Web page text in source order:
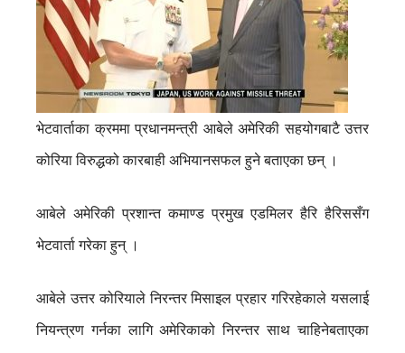
भेटवार्ताका क्रममा प्रधानमन्त्री आबेले अमेरिकी सहयोगबाटै उत्तर
कोरिया विरुद्धको कारबाही अभियानसफल हुने बताएका छन् ।
आबेले अमेरिकी प्रशान्त कमाण्ड प्रमुख एडमिलर हैरि हैरिससँग
भेटवार्ता गरेका हुन् ।
आबेले उत्तर कोरियाले निरन्तर मिसाइल प्रहार गरिरहेकाले यसलाई
नियन्त्रण गर्नका लागि अमेरिकाको निरन्तर साथ चाहिनेबताएका